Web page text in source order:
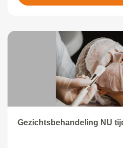
Gezichtsbehandeling NU